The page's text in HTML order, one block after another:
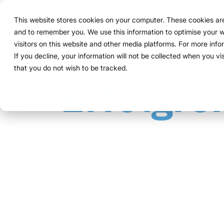
This website stores cookies on your computer. These cookies
and to remember you. We use this information to optimise
visitors on this website and other media platforms. For more
If you decline, your information will not be collected when you
that you do not wish to be tracked.
überspringen
Lösung
Überblick
Das System
Struktur
Für
ein
klare
Funktionen
Funktionen
Buchung
Alles,
Marketing Teams
Procurement
Für
und ihre
klare
Referenzen
Bewährt
Preise & Modell
Logistik-Flatrate
Public Version Über uns
Über uns
Nachhaltigkeit